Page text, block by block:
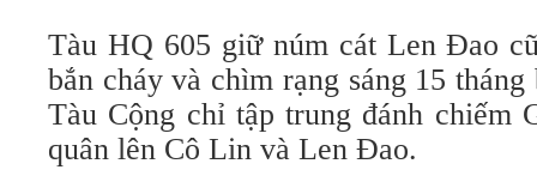
Tàu HQ 605 giữ núm cát Len Đao
bắn cháy và chìm rạng sáng 15
Tàu Cộng chỉ tập trung đánh chiếm
quân lên Cô Lin và Len Đao.